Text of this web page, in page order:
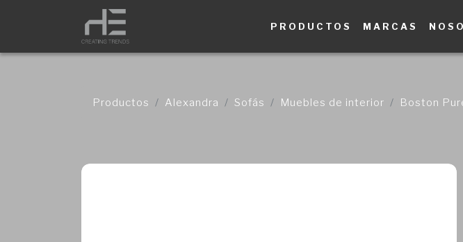
PRODUCTOS MARCAS
Productos Alexandra Sofás Muebles de interior Boston